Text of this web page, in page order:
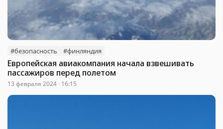
#безопасность #финляндия
Европейская авиакомпания начала взвешивать
пассажиров перед полетом
13 февраля 2024 · 16:15